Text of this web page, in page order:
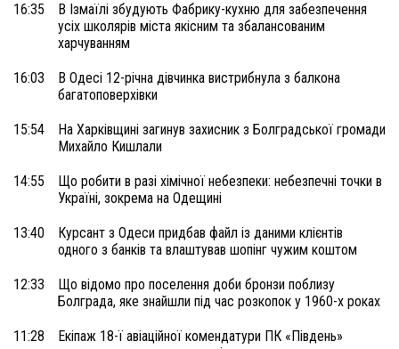
16:35
В Ізмаїлі збудують Фабрику-кухню для забезпечення
усіх школярів міста якісним та збалансованим
харчуванням
16:03
В Одесі 12-річна дівчинка вистрибнула з балкона
багатоповерхівки
15:54
На Харківщині загинув захисник з Болградської громади
Михайло Кишлали
14:55
Що робити в разі хімічної небезпеки: небезпечні точки в
Україні, зокрема на Одещині
13:40
Курсант з Одеси придбав файл із даними клієнтів
одного з банків та влаштував шопінг чужим коштом
12:33
Що відомо про поселення доби бронзи поблизу
Болграда, яке знайшли під час розкопок у 1960-х роках
11:28
Екіпаж 18-ї авіаційної комендатури ПК «Південь»